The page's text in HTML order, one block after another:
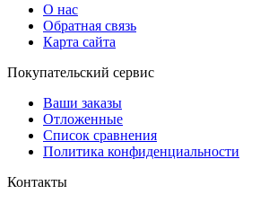
О нас
Обратная связь
Карта сайта
Покупательский сервис
Ваши заказы
Отложенные
Список сравнения
Политика конфиденциальности
Контакты